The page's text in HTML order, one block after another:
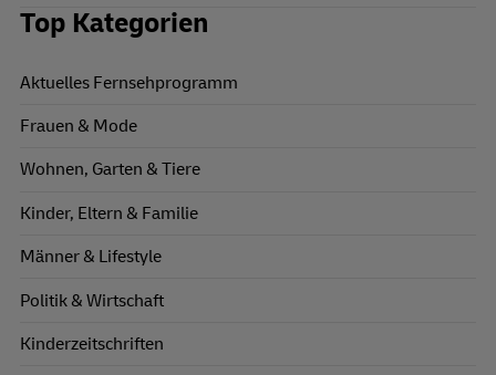
Top Kategorien
Aktuelles Fernsehprogramm
Frauen & Mode
Wohnen, Garten & Tiere
Kinder, Eltern & Familie
Männer & Lifestyle
Politik & Wirtschaft
Kinderzeitschriften